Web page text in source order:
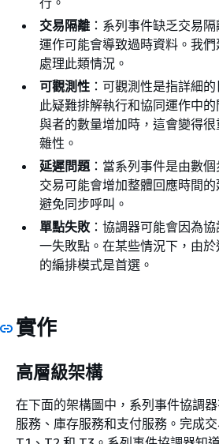
交易隔離 ：系列事件缺乏交易
運作可能會導致過時資料。我
處理此類情況。
可觀測性 ：可觀測性是指詳細
此疑難排解執行和協同運作中
與者的數量增加時，這會變得
雜性。
延遲問題：當系列事件是由數
交易可能會增加整體回應時間
避免同步呼叫。
單點失敗 ：協調器可能會因為
一失敗點。在某些情況下，由
的編排模式是首選。
實作
高層級架構
在下面的架構圖中，系列事件協調
服務、庫存服務和支付服務。完成交